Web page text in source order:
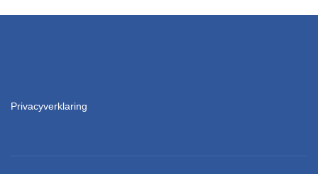
Privacyverklaring